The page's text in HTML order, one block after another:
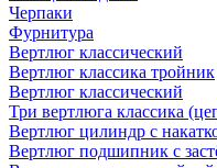
Черпаки
Фурнитура
Вертлюг классический
Вертлюг классика тройник
Вертлюг классический
Три вертлюга классика
Вертлюг цилиндр с
Вертлюг подшипник с